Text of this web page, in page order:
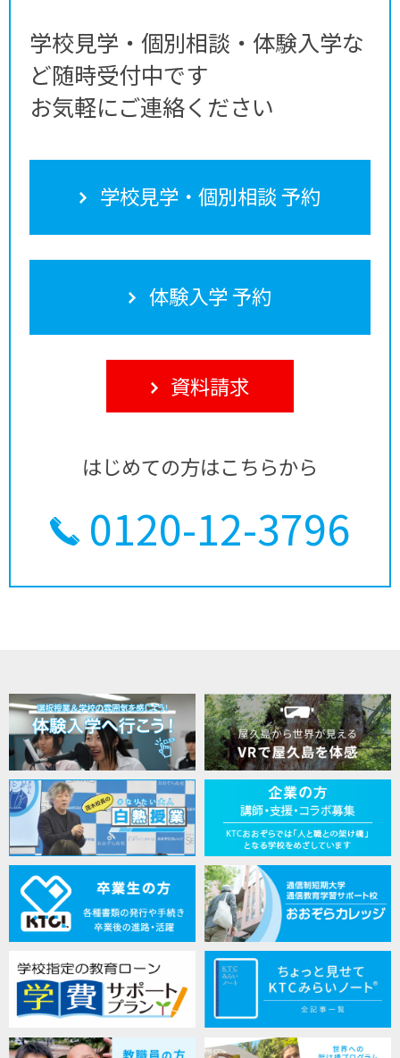
学校見学・個別相談・体験入学な
ど随時受付中です
お気軽にご連絡ください
学校見学・個別相談 予約
体験入学 予約
資料請求
はじめての方はこちらから
0120-12-3796